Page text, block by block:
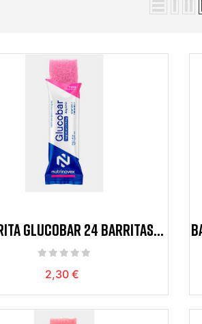
GLUCOBAR 24 BARRITAS
SABOR FRESA
2,30 €